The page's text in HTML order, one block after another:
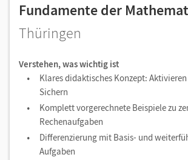
Fundamente der
Thüringen
Verstehen, was wichtig ist
Klares didaktisches Konzept:
Sichern
Komplett vorgerechnete Beispiele zu
Rechenaufgaben
Differenzierung mit Basis- und
Aufgaben